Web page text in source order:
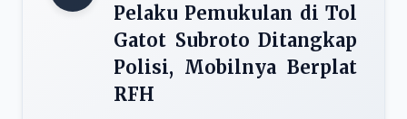
Pelaku Pemukulan di Tol
Gatot Subroto Ditangkap
Polisi, Mobilnya Berplat
RFH